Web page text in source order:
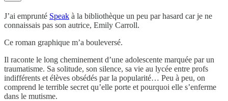
J’ai emprunté Speak à la bibliothèque un peu par hasard car je ne
connaissais pas son autrice, Emily Carroll.
Ce roman graphique m’a bouleversé.
Il raconte le long cheminement d’une adolescente marquée par un
traumatisme. Sa solitude, son silence, sa vie au lycée entre profs
indifférents et élèves obsédés par la popularité… Peu à peu, on
comprend le terrible secret qu’elle porte et pourquoi elle s’enferme
dans le mutisme.